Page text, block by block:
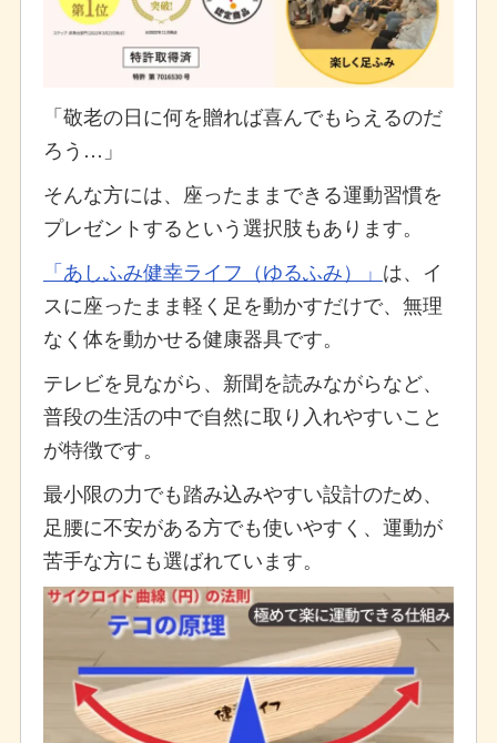
「敬老の日に何を贈れば喜んでもらえるのだ
ろう…」
そんな方には、座ったままできる運動習慣を
プレゼントするという選択肢もあります。
「あしふみ健幸ライフ（ゆるふみ）」 は、イ
スに座ったまま軽く足を動かすだけで、無理
なく体を動かせる健康器具です。
テレビを見ながら、新聞を読みながらなど、
普段の生活の中で自然に取り入れやすいこと
が特徴です。
最小限の力でも踏み込みやすい設計のため、
足腰に不安がある方でも使いやすく、運動が
苦手な方にも選ばれています。